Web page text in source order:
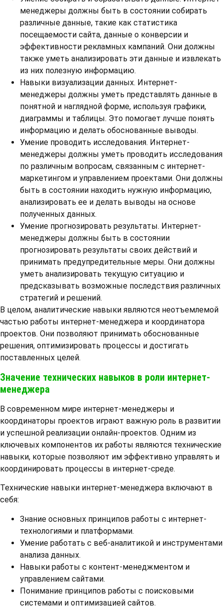
менеджеры должны быть в состоянии собирать
различные данные, такие как статистика
посещаемости сайта, данные о конверсии и
эффективности рекламных кампаний. Они должны
также уметь анализировать эти данные и извлекать
из них полезную информацию.
Навыки визуализации данных. Интернет-
менеджеры должны уметь представлять данные в
понятной и наглядной форме, используя графики,
диаграммы и таблицы. Это помогает лучше понять
информацию и делать обоснованные выводы.
Умение проводить исследования. Интернет-
менеджеры должны уметь проводить исследования
по различным вопросам, связанным с интернет-
маркетингом и управлением проектами. Они должны
быть в состоянии находить нужную информацию,
анализировать ее и делать выводы на основе
полученных данных.
Умение прогнозировать результаты. Интернет-
менеджеры должны быть в состоянии
прогнозировать результаты своих действий и
принимать предупредительные меры. Они должны
уметь анализировать текущую ситуацию и
предсказывать возможные последствия различных
стратегий и решений.
В целом, аналитические навыки являются неотъемлемой
частью работы интернет-менеджера и координатора
проектов. Они позволяют принимать обоснованные
решения, оптимизировать процессы и достигать
поставленных целей.
Значение технических навыков в роли интернет-
менеджера
В современном мире интернет-менеджеры и
координаторы проектов играют важную роль в развитии
и успешной реализации онлайн-проектов. Одним из
ключевых компонентов их работы являются технические
навыки, которые позволяют им эффективно управлять и
координировать процессы в интернет-среде.
Технические навыки интернет-менеджера включают в
себя:
Знание основных принципов работы с интернет-
технологиями и платформами.
Умение работать с веб-аналитикой и инструментами
анализа данных.
Навыки работы с контент-менеджментом и
управлением сайтами.
Понимание принципов работы с поисковыми
системами и оптимизацией сайтов.